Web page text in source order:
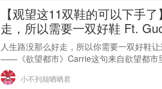
【观望这11双鞋的可以下手
走，所以需要一双好鞋 Ft.
Vivier...
人生路没那么好走，所以你需要一双好鞋让
——《欲望都市》Carrie这句来自欲望都市
着一代又一代的蜈蚣精们，对买鞋这件小事
鞋的美貌，甘于牺牲脚的舒适，走起路来
小不列颠晒晒君